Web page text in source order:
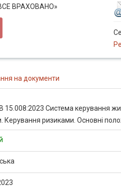
ВРАХОВАНО»
на документи
15.008:2023 Система керування
Керування ризиками. Основні